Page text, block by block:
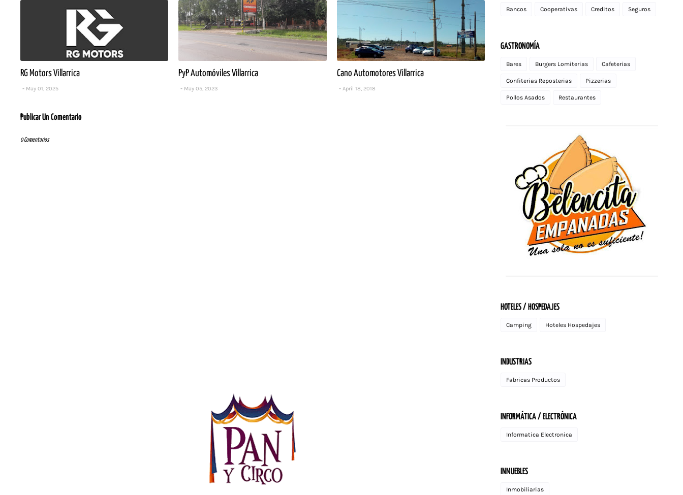
RG Motors Villarrica
May 01, 2025
PyP Automóviles Villarrica
May 05, 2023
Cano Automotores Villarrica
April 18, 2018
Publicar Un Comentario
0 Comentarios
Bancos Cooperativas Creditos Seguros
GASTRONOMÍA
Bares Burgers Lomiterias Cafeterias
Confiterias Reposterias Pizzerias
Pollos Asados Restaurantes
HOTELES / HOSPEDAJES
Camping Hoteles Hospedajes
INDUSTRIAS
Fabricas Productos
INFORMÁTICA / ELECTRÓNICA
Informatica Electronica
INMUEBLES
Inmobiliarias